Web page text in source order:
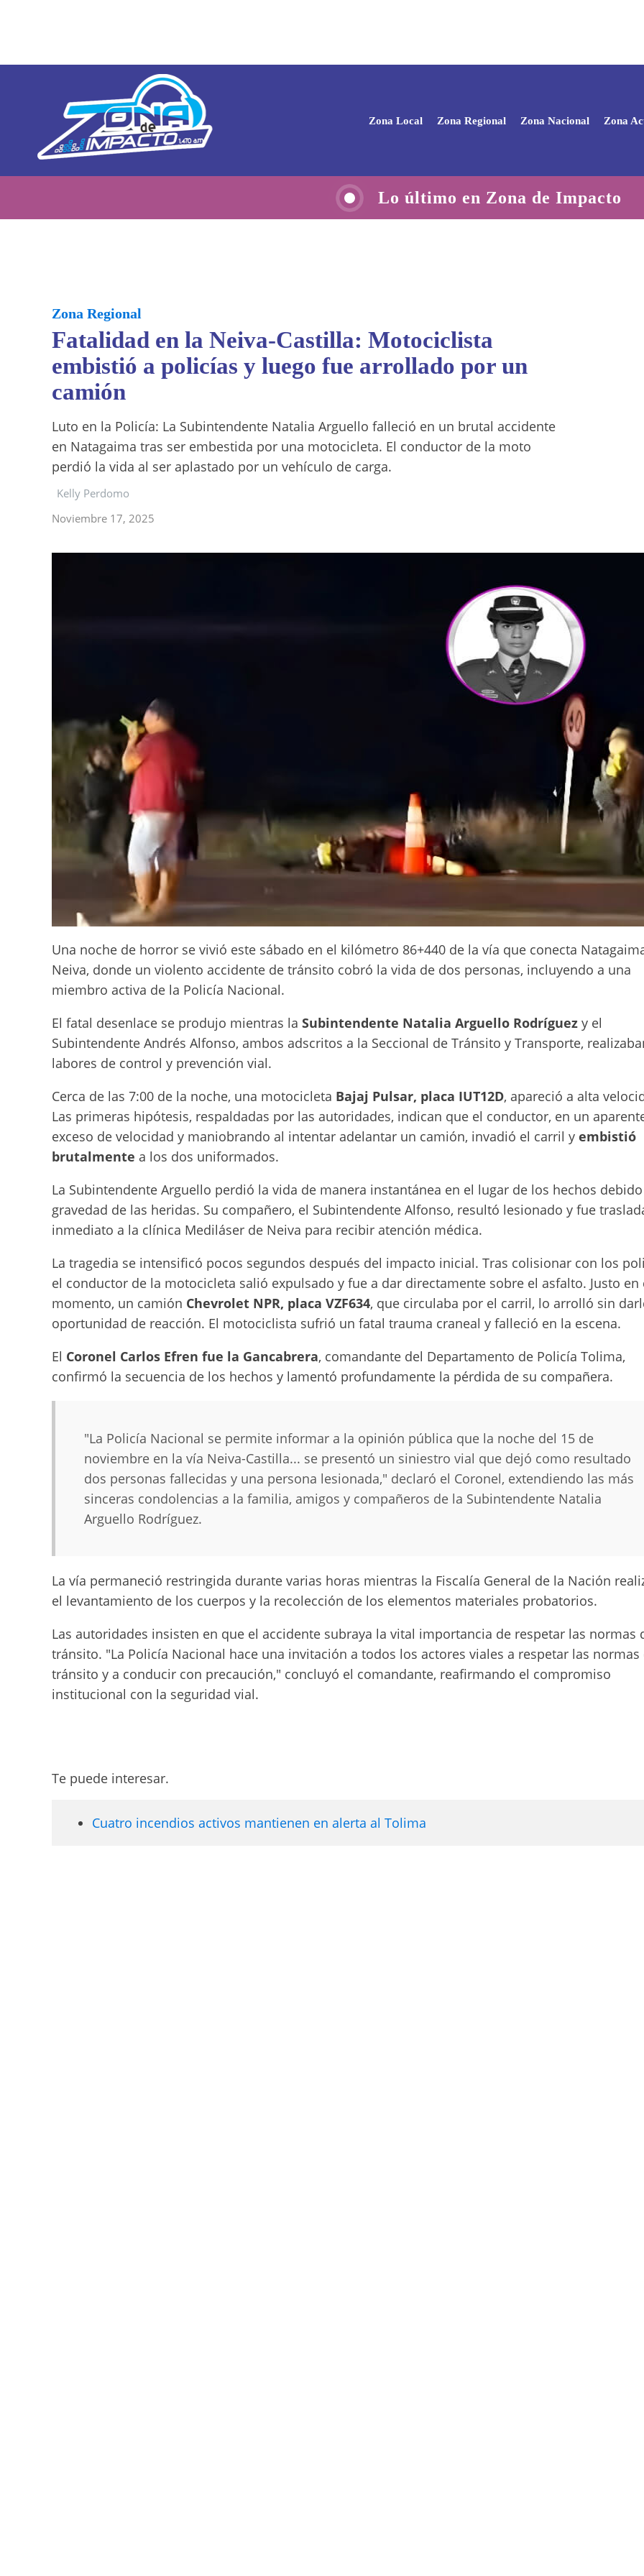
Zona Local Zona Regional Zona Nacional Zona
Lo último en Zona de Impacto
Zona Regional
Fatalidad en la Neiva-Castilla: Motociclista
embistió a policías y luego fue arrollado por un
camión
Luto en la Policía: La Subintendente Natalia Arguello falleció en un brutal accidente
en Natagaima tras ser embestida por una motocicleta. El conductor de la moto
perdió la vida al ser aplastado por un vehículo de carga.
Kelly Perdomo
Noviembre 17, 2025
Una noche de horror se vivió este sábado en el kilómetro 86+440 de la vía que conecta
Neiva, donde un violento accidente de tránsito cobró la vida de dos personas, incluyendo a una
miembro activa de la Policía Nacional.
El fatal desenlace se produjo mientras la Subintendente Natalia Arguello Rodríguez y el
Subintendente Andrés Alfonso, ambos adscritos a la Seccional de Tránsito y Transporte,
labores de control y prevención vial.
Cerca de las 7:00 de la noche, una motocicleta Bajaj Pulsar, placa IUT12D, apareció a alta
Las primeras hipótesis, respaldadas por las autoridades, indican que el conductor, en un
exceso de velocidad y maniobrando al intentar adelantar un camión, invadió el carril y embistió
brutalmente a los dos uniformados.
La Subintendente Arguello perdió la vida de manera instantánea en el lugar de los hechos
gravedad de las heridas. Su compañero, el Subintendente Alfonso, resultó lesionado y fue
inmediato a la clínica Mediláser de Neiva para recibir atención médica.
La tragedia se intensificó pocos segundos después del impacto inicial. Tras colisionar con los
el conductor de la motocicleta salió expulsado y fue a dar directamente sobre el asfalto. Justo en
momento, un camión Chevrolet NPR, placa VZF634, que circulaba por el carril, lo arrolló sin
oportunidad de reacción. El motociclista sufrió un fatal trauma craneal y falleció en la escena.
El Coronel Carlos Efren fue la Gancabrera, comandante del Departamento de Policía Tolima,
confirmó la secuencia de los hechos y lamentó profundamente la pérdida de su compañera.
"La Policía Nacional se permite informar a la opinión pública que la noche del 15 de
noviembre en la vía Neiva-Castilla... se presentó un siniestro vial que dejó como resultado
dos personas fallecidas y una persona lesionada," declaró el Coronel, extendiendo las más
sinceras condolencias a la familia, amigos y compañeros de la Subintendente Natalia
Arguello Rodríguez.
La vía permaneció restringida durante varias horas mientras la Fiscalía General de la Nación
el levantamiento de los cuerpos y la recolección de los elementos materiales probatorios.
Las autoridades insisten en que el accidente subraya la vital importancia de respetar las normas
tránsito. "La Policía Nacional hace una invitación a todos los actores viales a respetar las normas
tránsito y a conducir con precaución," concluyó el comandante, reafirmando el compromiso
institucional con la seguridad vial.
Te puede interesar.
Cuatro incendios activos mantienen en alerta al Tolima